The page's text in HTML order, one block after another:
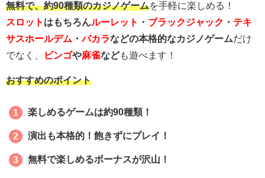
無料で、約90種類のカジノゲームを手軽に楽しめる！
スロット はもちろんルーレット ・ ブラックジャック ・ テキ
サスホールデム ・バカラなどの本格的なカジノゲームだけ
でなく、
ビンゴや麻雀なども遊べます！
おすすめのポイント
楽しめるゲームは約90種類！
演出も本格的！飽きずにプレイ！
無料で楽しめるボーナスが沢山！